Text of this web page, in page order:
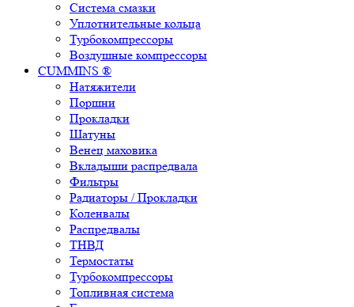
Система смазки
Уплотнительные кольца
Турбокомпрессоры
Воздушные компрессоры
CUMMINS ®
Натяжители
Поршни
Прокладки
Шатуны
Венец маховика
Вкладыши распредвала
Фильтры
Радиаторы / Прокладки
Коленвалы
Распредвалы
ТНВД
Термостаты
Турбокомпрессоры
Топливная система